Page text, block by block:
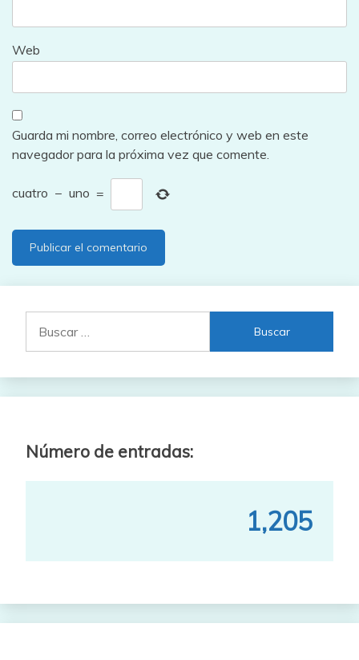
Web
Guarda mi nombre, correo electrónico y web en este
navegador para la próxima vez que comente.
cuatro − uno =
Número de entradas:
1,205